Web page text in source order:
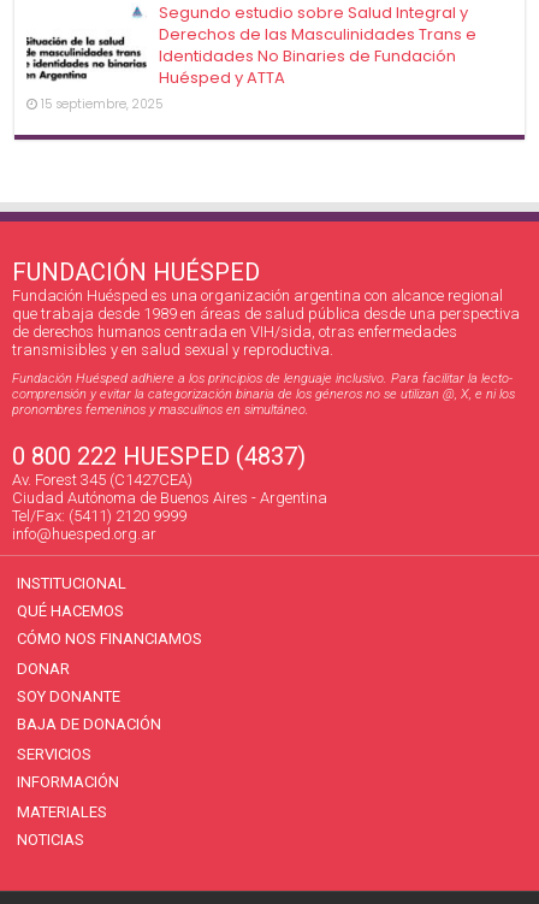
Segundo estudio sobre Salud Integral y
Derechos de las Masculinidades Trans e
Identidades No Binaries de Fundación
Huésped y ATTA
15 septiembre, 2025
FUNDACIÓN HUÉSPED
Fundación Huésped es una organización argentina con alcance regional
que trabaja desde 1989 en áreas de salud pública desde una perspectiva
de derechos humanos centrada en VIH/sida, otras enfermedades
transmisibles y en salud sexual y reproductiva.
Fundación Huésped adhiere a los principios de lenguaje inclusivo. Para facilitar la lecto-
comprensión y evitar la categorización binaria de los géneros no se utilizan @, X, e ni los
pronombres femeninos y masculinos en simultáneo.
0 800 222 HUESPED (4837)
Av. Forest 345 (C1427CEA)
Ciudad Autónoma de Buenos Aires - Argentina
Tel/Fax: (5411) 2120 9999
info@huesped.org.ar
INSTITUCIONAL
QUÉ HACEMOS
CÓMO NOS FINANCIAMOS
DONAR
SOY DONANTE
BAJA DE DONACIÓN
SERVICIOS
INFORMACIÓN
MATERIALES
NOTICIAS